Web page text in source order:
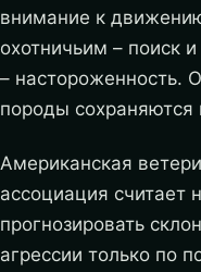
внимание к
охотничьим – поиск
– настороженность.
породы сохраняются
Американская
ассоциация считает
прогнозировать
агрессии только по